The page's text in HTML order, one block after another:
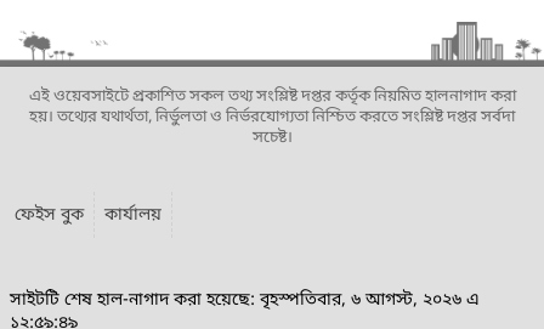
এই ওয়েবসাইটে প্রকাশিত সকল তথ্য সংশ্লিষ্ট দপ্তর কর্তৃক নিয়মিত হালনাগাদ করা
হয়। তথ্যের যথার্থতা, নির্ভুলতা ও নির্ভরযোগ্যতা নিশ্চিত করতে সংশ্লিষ্ট দপ্তর সর্বদা
সচেষ্ট।
ফেইস বুক কার্যালয়
সাইটটি শেষ হাল-নাগাদ করা হয়েছে: বৃহস্পতিবার, ৬ আগস্ট, ২০২৬ এ
১২:৫৯:৪৯